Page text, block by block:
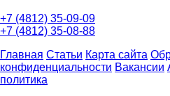
+7 (4812) 35-09-09
+7 (4812) 35-08-88
Главная Статьи Карта сайта
конфиденциальности Вакансии
политика